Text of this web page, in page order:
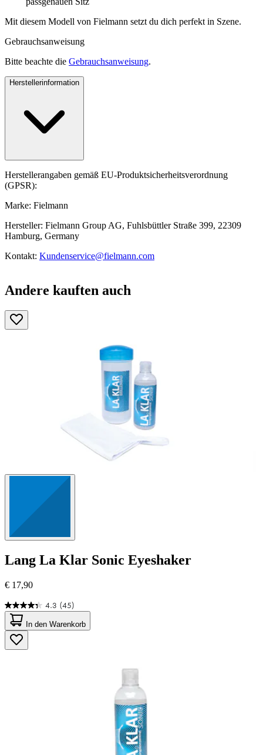
Mit diesem Modell von Fielmann setzt du dich perfekt in Szene.
Gebrauchsanweisung
Bitte beachte die Gebrauchsanweisung.
Herstellerinformation
Herstellerangaben gemäß EU-Produktsicherheitsverordnung
(GPSR):
Marke: Fielmann
Hersteller: Fielmann Group AG, Fuhlsbüttler Straße 399, 22309
Hamburg, Germany
Kontakt: Kundenservice@fielmann.com
Andere kauften auch
Lang La Klar Sonic Eyeshaker
€ 17,90
4.3 (45)
4.3
von
5
Sternen.
45
In den Warenkorb